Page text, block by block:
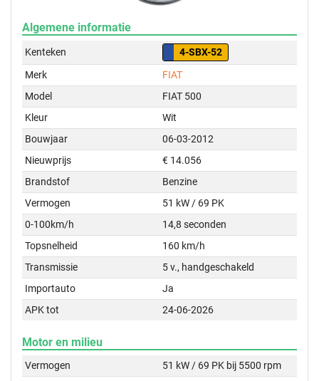
Algemene informatie
Kenteken
4-SBX-52
Merk
FIAT
Model
FIAT 500
Kleur
Wit
Bouwjaar
06-03-2012
Nieuwprijs
€ 14.056
Brandstof
Benzine
Vermogen
51 kW / 69 PK
0-100km/h
14,8 seconden
Topsnelheid
160 km/h
Transmissie
5 v., handgeschakeld
Importauto
Ja
APK tot
24-06-2026
Motor en milieu
Vermogen
51 kW / 69 PK bij 5500 rpm